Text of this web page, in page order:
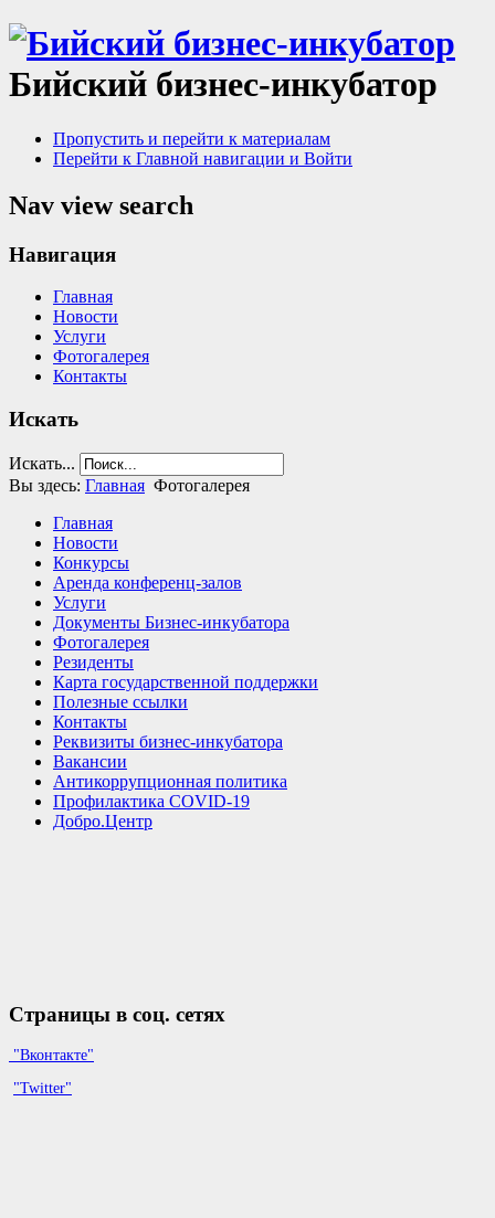
Бийский бизнес-инкубатор
Пропустить и перейти к материалам
Перейти к Главной навигации и Войти
Nav view search
Навигация
Главная
Новости
Услуги
Фотогалерея
Контакты
Искать
Искать...
Вы здесь: Главная Фотогалерея
Главная
Новости
Конкурсы
Аренда конференц-залов
Услуги
Документы Бизнес-инкубатора
Фотогалерея
Резиденты
Карта государственной поддержки
Полезные ссылки
Контакты
Реквизиты бизнес-инкубатора
Вакансии
Антикоррупционная политика
Профилактика COVID-19
Добро.Центр
Страницы в соц. сетях
"Вконтакте"
"Twitter"